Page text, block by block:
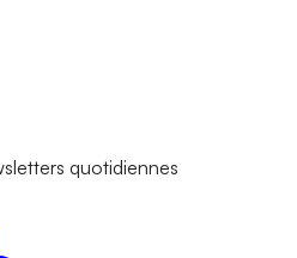
quotidiennes